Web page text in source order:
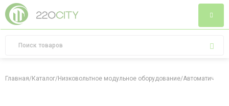
Главная/Каталог/Низковольтное модульное оборудование/